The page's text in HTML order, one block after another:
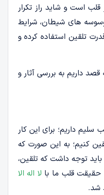
است و شاید راز تکرار
وسوسه های شیطان، شرایط
تلقین استفاده کرده و
داریم به بررسی آثار و
داریم؛ برای این کار
کنیم؛ به این صورت که
توجه داشت که تلقین،
حقیقت قلب ما با لا اله الا
شد.